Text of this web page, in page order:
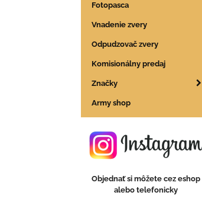
Fotopasca
Vnadenie zvery
Odpudzovač zvery
Komisionálny predaj
Značky
Army shop
Objednať si môžete cez eshop
alebo telefonicky